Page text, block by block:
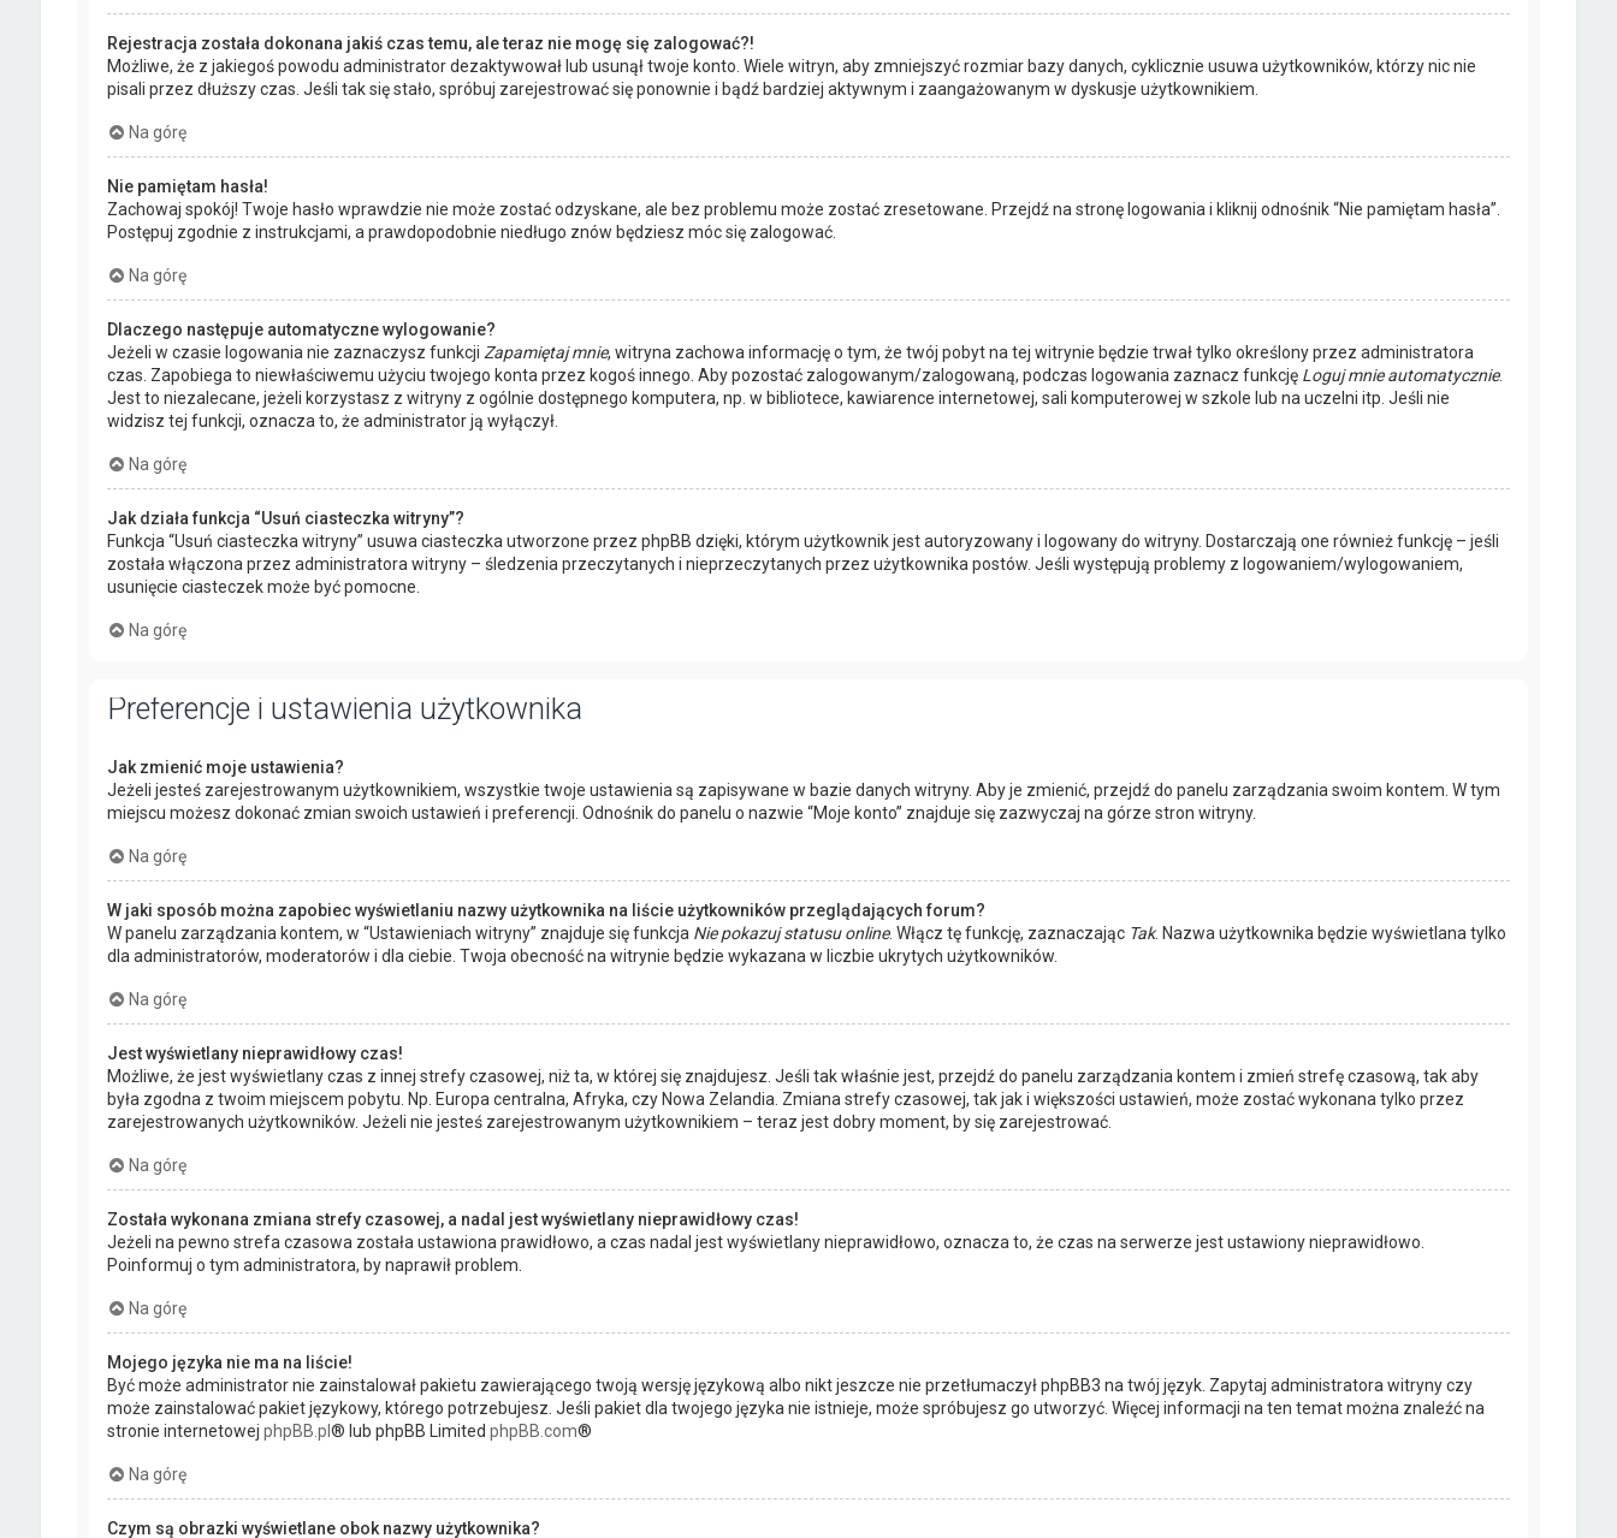
Rejestracja została dokonana jakiś czas temu, ale teraz nie mogę się zalogować?!
Możliwe, że z jakiegoś powodu administrator dezaktywował lub usunął twoje konto. Wiele witryn, aby zmniejszyć rozmiar bazy danych, cyklicznie usuwa użytkowników, którzy nic nie
pisali przez dłuższy czas. Jeśli tak się stało, spróbuj zarejestrować się ponownie i bądź bardziej aktywnym i zaangażowanym w dyskusje użytkownikiem.
Na górę
Nie pamiętam hasła!
Zachowaj spokój! Twoje hasło wprawdzie nie może zostać odzyskane, ale bez problemu może zostać zresetowane. Przejdź na stronę logowania i kliknij odnośnik “Nie pamiętam hasła”.
Postępuj zgodnie z instrukcjami, a prawdopodobnie niedługo znów będziesz móc się zalogować.
Na górę
Dlaczego następuje automatyczne wylogowanie?
Jeżeli w czasie logowania nie zaznaczysz funkcji Zapamiętaj mnie, witryna zachowa informację o tym, że twój pobyt na tej witrynie będzie trwał tylko określony przez administratora
czas. Zapobiega to niewłaściwemu użyciu twojego konta przez kogoś innego. Aby pozostać zalogowanym/zalogowaną, podczas logowania zaznacz funkcję Loguj mnie automatycznie.
Jest to niezalecane, jeżeli korzystasz z witryny z ogólnie dostępnego komputera, np. w bibliotece, kawiarence internetowej, sali komputerowej w szkole lub na uczelni itp. Jeśli nie
widzisz tej funkcji, oznacza to, że administrator ją wyłączył.
Na górę
Jak działa funkcja “Usuń ciasteczka witryny”?
Funkcja “Usuń ciasteczka witryny” usuwa ciasteczka utworzone przez phpBB dzięki, którym użytkownik jest autoryzowany i logowany do witryny. Dostarczają one również funkcję – jeśli
została włączona przez administratora witryny – śledzenia przeczytanych i nieprzeczytanych przez użytkownika postów. Jeśli występują problemy z logowaniem/wylogowaniem,
usunięcie ciasteczek może być pomocne.
Na górę
Preferencje i ustawienia użytkownika
Jak zmienić moje ustawienia?
Jeżeli jesteś zarejestrowanym użytkownikiem, wszystkie twoje ustawienia są zapisywane w bazie danych witryny. Aby je zmienić, przejdź do panelu zarządzania swoim kontem. W tym
miejscu możesz dokonać zmian swoich ustawień i preferencji. Odnośnik do panelu o nazwie “Moje konto” znajduje się zazwyczaj na górze stron witryny.
Na górę
W jaki sposób można zapobiec wyświetlaniu nazwy użytkownika na liście użytkowników przeglądających forum?
W panelu zarządzania kontem, w “Ustawieniach witryny” znajduje się funkcja Nie pokazuj statusu online. Włącz tę funkcję, zaznaczając Tak. Nazwa użytkownika będzie wyświetlana tylko
dla administratorów, moderatorów i dla ciebie. Twoja obecność na witrynie będzie wykazana w liczbie ukrytych użytkowników.
Na górę
Jest wyświetlany nieprawidłowy czas!
Możliwe, że jest wyświetlany czas z innej strefy czasowej, niż ta, w której się znajdujesz. Jeśli tak właśnie jest, przejdź do panelu zarządzania kontem i zmień strefę czasową, tak aby
była zgodna z twoim miejscem pobytu. Np. Europa centralna, Afryka, czy Nowa Zelandia. Zmiana strefy czasowej, tak jak i większości ustawień, może zostać wykonana tylko przez
zarejestrowanych użytkowników. Jeżeli nie jesteś zarejestrowanym użytkownikiem – teraz jest dobry moment, by się zarejestrować.
Na górę
Została wykonana zmiana strefy czasowej, a nadal jest wyświetlany nieprawidłowy czas!
Jeżeli na pewno strefa czasowa została ustawiona prawidłowo, a czas nadal jest wyświetlany nieprawidłowo, oznacza to, że czas na serwerze jest ustawiony nieprawidłowo.
Poinformuj o tym administratora, by naprawił problem.
Na górę
Mojego języka nie ma na liście!
Być może administrator nie zainstalował pakietu zawierającego twoją wersję językową albo nikt jeszcze nie przetłumaczył phpBB3 na twój język. Zapytaj administratora witryny czy
może zainstalować pakiet językowy, którego potrzebujesz. Jeśli pakiet dla twojego języka nie istnieje, może spróbujesz go utworzyć. Więcej informacji na ten temat można znaleźć na
stronie internetowej phpBB.pl ® lub phpBB Limited phpBB.com®
Na górę
Czym są obrazki wyświetlane obok nazwy użytkownika?